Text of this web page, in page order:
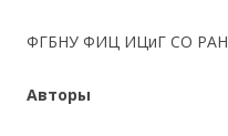
ФГБНУ ФИЦ ИЦиГ СО РАН
Авторы